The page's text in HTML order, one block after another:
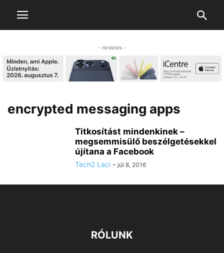
- Hirdetés -
encrypted messaging apps
Titkosítást mindenkinek –
megsemmisülő beszélgetésekkel
újítana a Facebook
Tech2 Laci - júl 8, 2016
RÓLUNK